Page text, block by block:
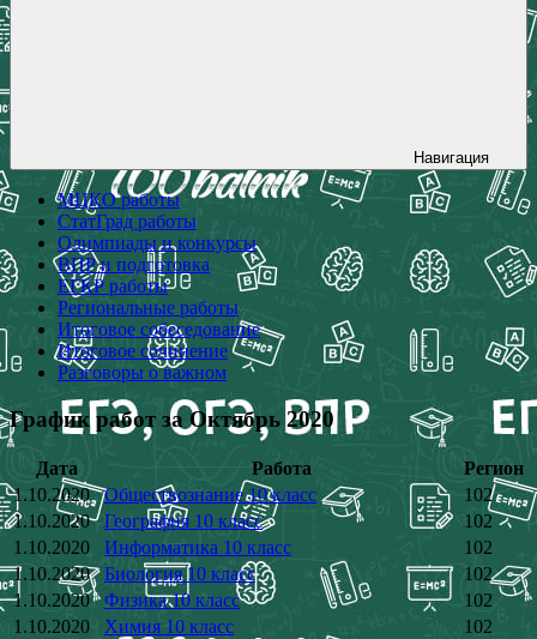
Навигация
МЦКО работы
СтатГрад работы
Олимпиады и конкурсы
ВПР и подготовка
ЕГКР работы
Региональные работы
Итоговое собеседование
Итоговое сочинение
Разговоры о важном
График работ за Октябрь 2020
Дата Работа
Регион
1.10.2020
Обществознание 10 класс
102
1.10.2020
География 10 класс
102
1.10.2020
Информатика 10 класс
102
1.10.2020
Биология 10 класс
102
1.10.2020
Физика 10 класс
102
1.10.2020
Химия 10 класс
102